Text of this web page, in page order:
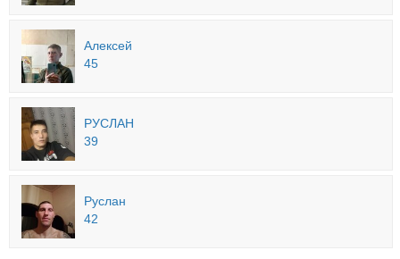
Алексей
45
РУСЛАН
39
Руслан
42